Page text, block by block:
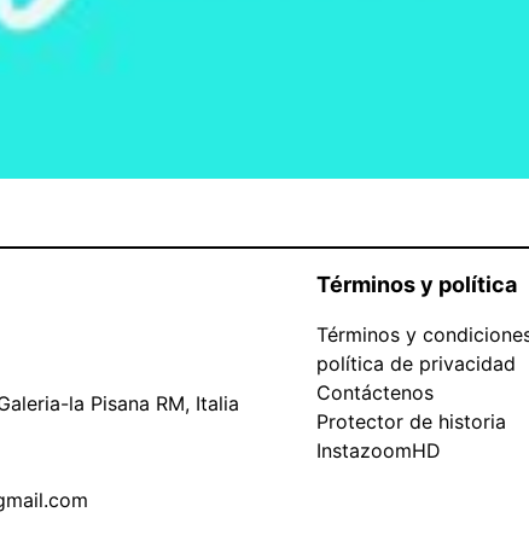
la Pisana RM, Italia
Términos y política
Términos y
política de privacidad
Contáctenos
Protector de historia
InstazoomHD